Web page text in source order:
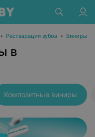
• Реставрация зубов • Виниры
в
Композитные виниры